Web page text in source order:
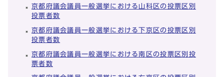
京都府議会議員一般選挙における山科区の投票区別
投票者数
京都府議会議員一般選挙における下京区の投票区別
投票者数
京都府議会議員一般選挙における南区の投票区別投
票者数